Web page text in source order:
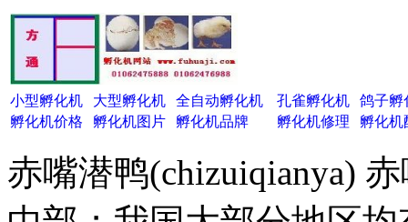
小型孵化机 大型孵化机 全自动孵化机 孔雀孵化机
鸽子孵
孵化机价格
孵化机图片 孵化机品牌 孵化机修理 孵化机
赤嘴潜鸭(chizuiqianya)